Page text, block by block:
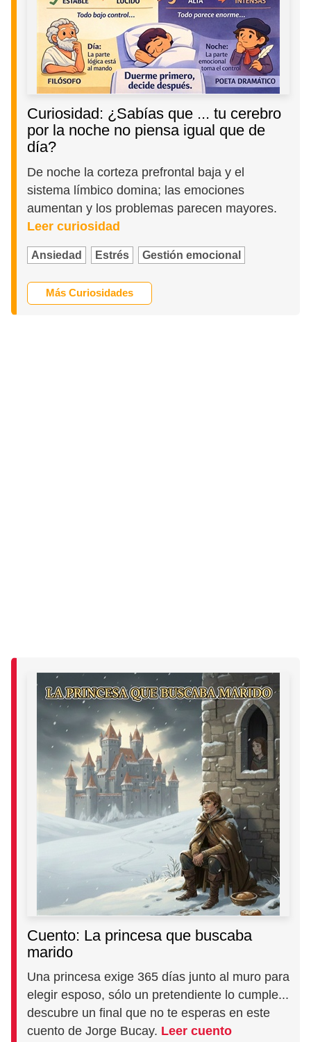
Curiosidad: ¿Sabías que ... tu cerebro
por la noche no piensa igual que de
día?
De noche la corteza prefrontal baja y el
sistema límbico domina; las emociones
aumentan y los problemas parecen mayores.
Leer curiosidad
Ansiedad Estrés Gestión emocional
Más Curiosidades
Cuento: La princesa que buscaba
marido
Una princesa exige 365 días junto al muro para
elegir esposo, sólo un pretendiente lo cumple...
descubre un final que no te esperas en este
cuento de Jorge Bucay. Leer cuento